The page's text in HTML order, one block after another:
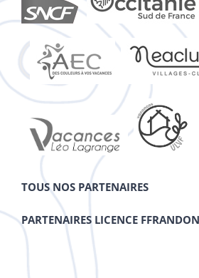
TOUS NOS PARTENAIRES
PARTENAIRES LICENCE